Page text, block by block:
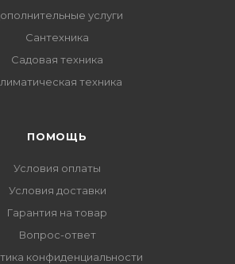
услуги
Сантехника
Садовая техника
техника
ПОМОЩЬ
Условия оплаты
Условия доставки
Гарантия на товар
Вопрос-ответ
конфиденциальности